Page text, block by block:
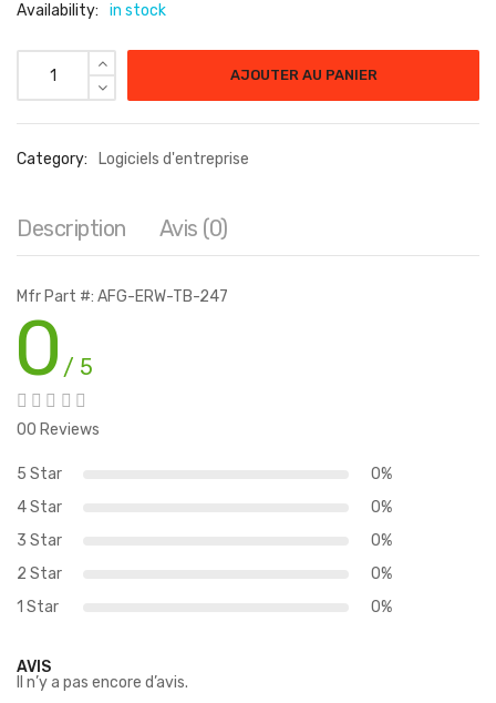
Availability: in stock
quantité de ERW IBM DATASTAGE FWD ENGINEER CNNCTR
AJOUTER AU PANIER
Category: Logiciels d'entreprise
Description Avis (0)
Mfr Part #: AFG-ERW-TB-247
0 / 5
00 Reviews
5 Star
0%
4 Star
0%
3 Star
0%
2 Star
0%
1 Star
0%
AVIS
Il n’y a pas encore d’avis.